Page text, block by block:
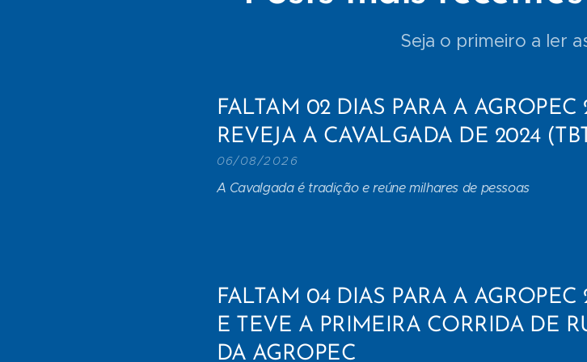
Seja o primeiro a ler
FALTAM 02 DIAS PARA A AGROPEC
REVEJA A CAVALGADA DE 2024
06/08/2026
A Cavalgada é tradição e reúne milhares de pessoas
FALTAM 04 DIAS PARA A AGROPEC
E TEVE A PRIMEIRA CORRIDA DE
DA AGROPEC